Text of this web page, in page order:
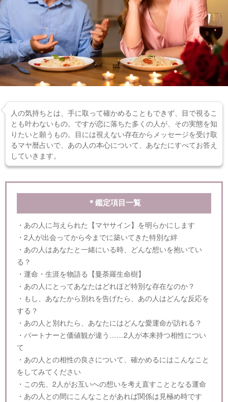
人の気持ちとは、手に取って確かめることもできず、目で視るこ
とも叶わないもの。ですが恋に落ちた多くの人が、その実態を知
りたいと願うもの。目には視えない存在からメッセージを受け取
るマヤ暦占いで、あの人の本心について、あなたにすべてお答え
していきます。
＊鑑定項目一覧
・あの人に与えられた【マヤサイン】を明らかにします
・2人が出会ってから今までに築いてきた特別な絆
・あの人はあなたと一緒にいる時、どんな想いを抱いてい
る？
・運命・生涯を物語る【曼荼羅生命樹】
・あの人にとってあなたはどれほど特別な存在なのか？
・もし、あなたから別れを告げたら、あの人はどんな反応を
する？
・あの人と別れたら、あなたにはどんな愛運命が訪れる？
・パートナーと価値観が違う……2人が本来持つ相性につい
て
・あの人との相性の良さについて、確かめるにはこんなこと
をしてみてください
・この先、2人がお互いへの想いを考え直すこととなる運命
・あの人との間にこんなことがあれば関係は見極め時です